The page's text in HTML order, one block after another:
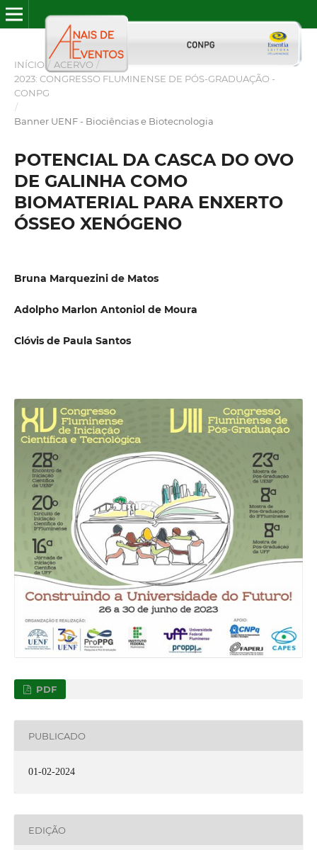
INÍCIO / ACERVO /
2023: CONGRESSO FLUMINENSE DE PÓS-GRADUAÇÃO -
CONPG
/
Banner UENF - Biociências e Biotecnologia
POTENCIAL DA CASCA DO OVO
DE GALINHA COMO
BIOMATERIAL PARA ENXERTO
ÓSSEO XENÓGENO
Bruna Marquezini de Matos
Adolpho Marlon Antoniol de Moura
Clóvis de Paula Santos
PDF
PUBLICADO
01-02-2024
EDIÇÃO